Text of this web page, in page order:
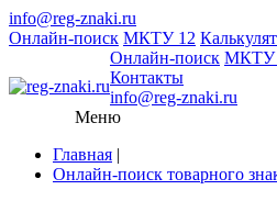
info@reg-znaki.ru
Онлайн-поиск МКТУ 12
Онлайн-поиск МКТУ
Контакты
info@reg-znaki.ru
Меню
Главная |
Онлайн-поиск товарного